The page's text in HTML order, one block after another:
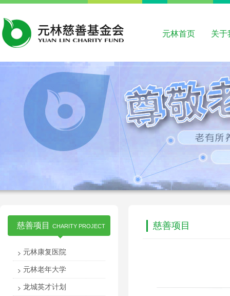
元林首页 关于
慈善项目 CHARITY PROJECT
元林康复医院
元林老年大学
龙城英才计划
慈善项目